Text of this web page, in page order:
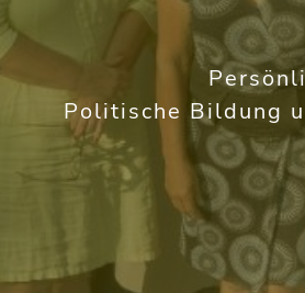
Politische Bildung